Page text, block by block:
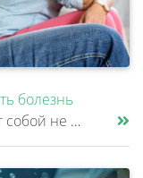
болезнь
Депрессия у взрослых представляет собой не просто временное ухудшение настроения, а клиническое расстройство, затрагиваю......